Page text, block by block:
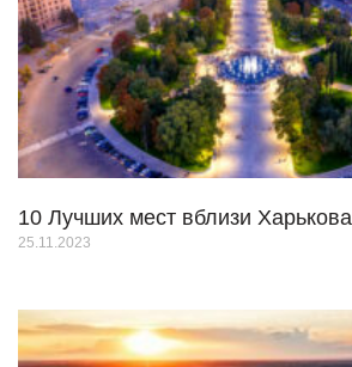
10 Лучших мест вблизи Харькова
25.11.2023